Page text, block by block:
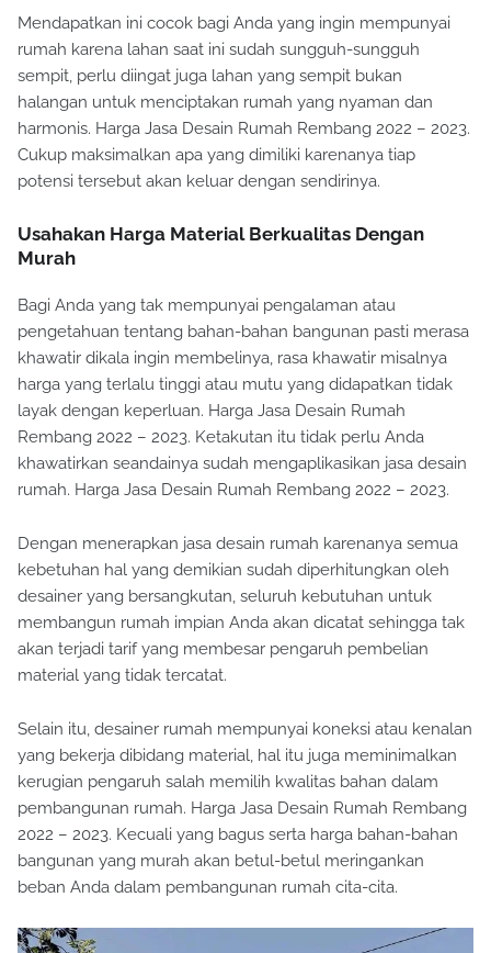
Mendapatkan ini cocok bagi Anda yang ingin mempunyai
rumah karena lahan saat ini sudah sungguh-sungguh
sempit, perlu diingat juga lahan yang sempit bukan
halangan untuk menciptakan rumah yang nyaman dan
harmonis. Harga Jasa Desain Rumah Rembang 2022 – 2023.
Cukup maksimalkan apa yang dimiliki karenanya tiap
potensi tersebut akan keluar dengan sendirinya.
Usahakan Harga Material Berkualitas Dengan
Murah
Bagi Anda yang tak mempunyai pengalaman atau
pengetahuan tentang bahan-bahan bangunan pasti merasa
khawatir dikala ingin membelinya, rasa khawatir misalnya
harga yang terlalu tinggi atau mutu yang didapatkan tidak
layak dengan keperluan. Harga Jasa Desain Rumah
Rembang 2022 – 2023. Ketakutan itu tidak perlu Anda
khawatirkan seandainya sudah mengaplikasikan jasa desain
rumah. Harga Jasa Desain Rumah Rembang 2022 – 2023.
Dengan menerapkan jasa desain rumah karenanya semua
kebetuhan hal yang demikian sudah diperhitungkan oleh
desainer yang bersangkutan, seluruh kebutuhan untuk
membangun rumah impian Anda akan dicatat sehingga tak
akan terjadi tarif yang membesar pengaruh pembelian
material yang tidak tercatat.
Selain itu, desainer rumah mempunyai koneksi atau kenalan
yang bekerja dibidang material, hal itu juga meminimalkan
kerugian pengaruh salah memilih kwalitas bahan dalam
pembangunan rumah. Harga Jasa Desain Rumah Rembang
2022 – 2023. Kecuali yang bagus serta harga bahan-bahan
bangunan yang murah akan betul-betul meringankan
beban Anda dalam pembangunan rumah cita-cita.